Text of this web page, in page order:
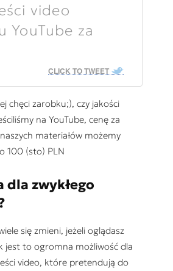
video
YouTube za
CLICK TO TWEET
chęci zarobku;), czy jakości
na YouTube, cenę za
materiałów możemy
100 (sto) PLN
dla zwykłego
się zmieni, jeżeli oglądasz
jest to ogromna możliwość dla
video, które pretendują do